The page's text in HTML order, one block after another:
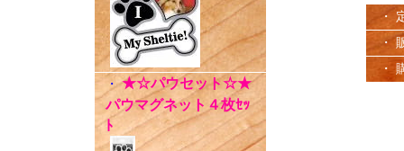
・★☆パウセット☆★
パウマグネット４枚ｾｯ
ﾄ
・
・
・